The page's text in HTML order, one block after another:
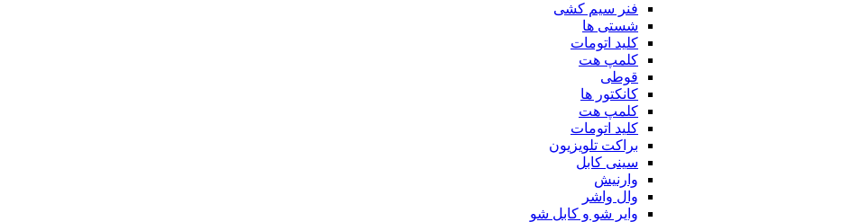
فنر سیم کشی
شستی ها
کلید اتومات
کلمپ هت
قوطی
کانکتور ها
کلمپ هت
کلید اتومات
براکت تلویزیون
سینی کابل
وارنیش
وال واشر
وایر شو و کابل شو